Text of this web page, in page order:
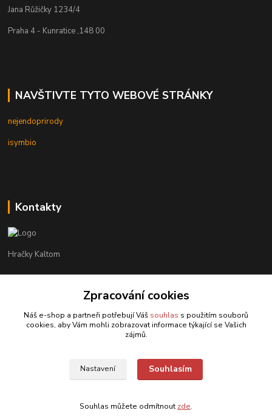
Jana Růžičky 1234/4
Praha 4 - Kunratice ,148 00
NAVŠTIVTE TYTO WEBOVÉ STRÁNKY
nejendoprirody
isymbio
Kontakty
Hračky Kaltom
+420 777 538 008
hrackykaltom@gmail.com
Zpracování cookies
Náš e-shop a partneři potřebují Váš souhlas s použitím souborů
cookies, aby Vám mohli zobrazovat informace týkající se Vašich
zájmů.
Nastavení Souhlasím
Souhlas můžete odmítnout zde.